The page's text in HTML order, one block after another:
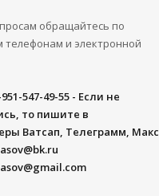
обращайтесь по
и электронной
547-49-55 - Если не
то пишите в
Ватсап, Телеграмм, Макс